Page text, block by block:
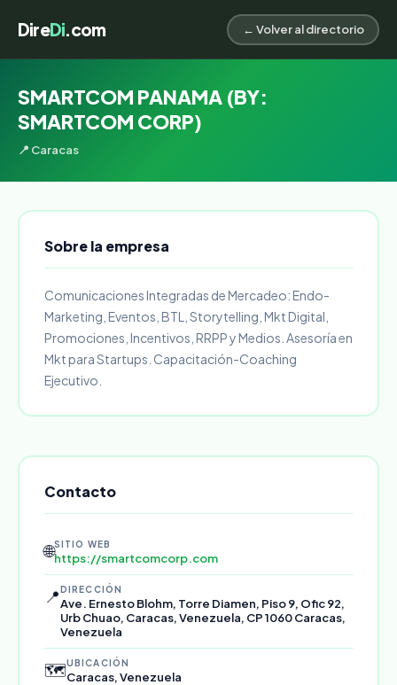
DireDi.com ← Volver al directorio
SMARTCOM PANAMA (BY:
SMARTCOM CORP)
📍 Caracas
Sobre la empresa
Comunicaciones Integradas de Mercadeo: Endo-
Marketing, Eventos, BTL, Storytelling, Mkt Digital,
Promociones, Incentivos, RRPP y Medios. Asesoría en
Mkt para Startups. Capacitación-Coaching
Ejecutivo.
Contacto
🌐SITIO WEB
https://smartcomcorp.com
📍DIRECCIÓN
Ave. Ernesto Blohm, Torre Diamen, Piso 9, Ofic 92,
Urb Chuao, Caracas, Venezuela, CP 1060 Caracas,
Venezuela
🗺️UBICACIÓN
Caracas, Venezuela